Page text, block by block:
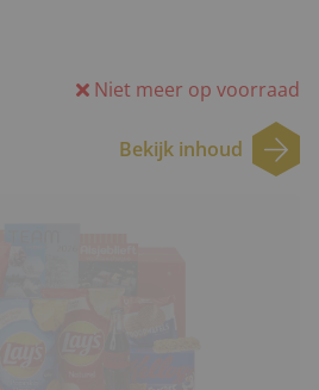
Niet meer op voorraad
Bekijk inhoud